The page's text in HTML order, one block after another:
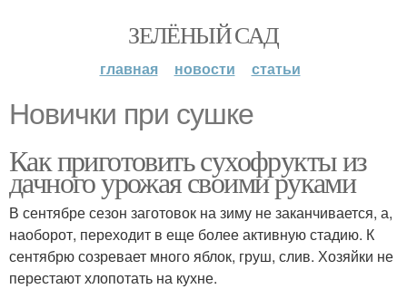
ЗЕЛЁНЫЙ САД
главная новости статьи
Новички при сушке
Как приготовить сухофрукты из
дачного урожая своими руками
В сентябре сезон заготовок на зиму не заканчивается, а,
наоборот, переходит в еще более активную стадию. К
сентябрю созревает много яблок, груш, слив. Хозяйки не
перестают хлопотать на кухне.